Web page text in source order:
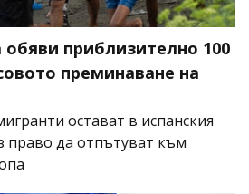
приблизително 100
преминаване на
остават в испанския
право да отпътуват към